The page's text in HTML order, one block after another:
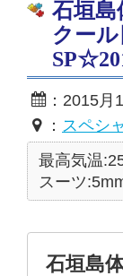
石垣
クー
：2015
： スペシ
最高気温
スーツ
石垣島